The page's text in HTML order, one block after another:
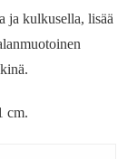
ja kulkusella, lisää
cm.